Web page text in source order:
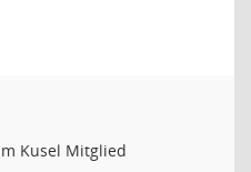
Kusel Mitglied